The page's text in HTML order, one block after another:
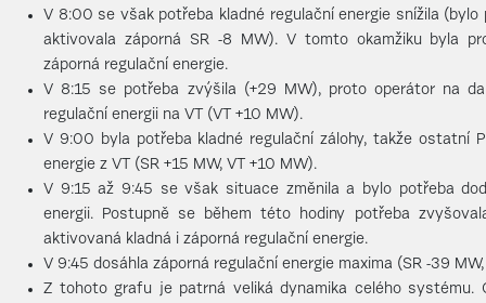
V 8:00 se však potřeba kladné regulační energie snížila
aktivovala záporná SR -8 MW). V tomto okamžiku byla
záporná regulační energie.
V 8:15 se potřeba zvýšila (+29 MW), proto operátor na
regulační energii na VT (VT +10 MW).
V 9:00 byla potřeba kladné regulační zálohy, takže ostatní
energie z VT (SR +15 MW, VT +10 MW).
V 9:15 až 9:45 se však situace změnila a bylo potřeba
energii. Postupně se během této hodiny potřeba
aktivovaná kladná i záporná regulační energie.
V 9:45 dosáhla záporná regulační energie maxima (SR -39
Z tohoto grafu je patrná veliká dynamika celého systému.